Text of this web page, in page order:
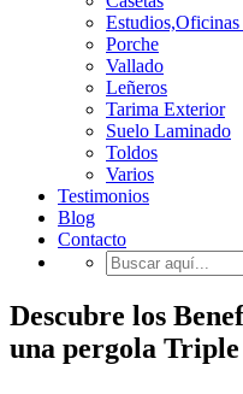
Estudios,Oficinas
Porche
Vallado
Leñeros
Tarima Exterior
Suelo Laminado
Toldos
Varios
Testimonios
Blog
Contacto
Descubre los
una pergola